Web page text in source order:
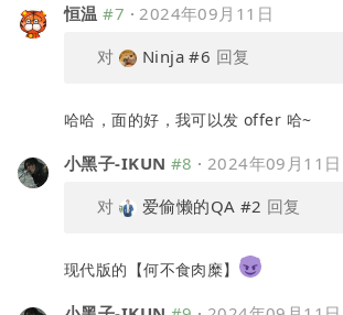
恒温 #7 · 2024年09月11日
对
Ninja #6 回复
哈哈，面的好，我可以发 offer 哈~
小黑子-IKUN #8 · 2024年09月11日
对
爱偷懒的QA #2 回复
现代版的【何不食肉糜】